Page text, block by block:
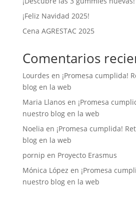
¡Feliz Navidad 2025!
Cena AGRESTAC 2025
Comentarios
Lourdes en ¡Promesa cumplida!
blog en la web
Maria Llanos en ¡Promesa
nuestro blog en la web
Noelia en ¡Promesa cumplida!
blog en la web
pornip en Proyecto Erasmus
Mónica López en ¡Promesa
nuestro blog en la web